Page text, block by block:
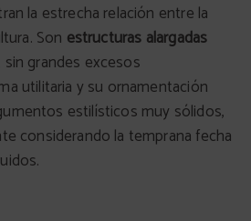
la estrecha relación entre la
Son estructuras alargadas
sin grandes excesos
utilitaria y su ornamentación
estilísticos muy sólidos,
considerando la temprana fecha